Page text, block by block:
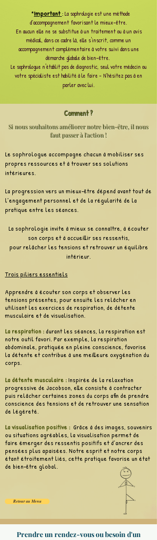
*Important:La sophrologie est une méthode
d’accompagnement favorisant le mieux-être.
En aucun elle ne se substitue à un traitement ou à un avis
médical, dans ce cadre là, elle s'inscrit, comme un
accompagnement complémentaire à votre suivi dans une
démarche globale de bien-être.
Le sophrologue n'établit pas de diagnostic, seul votre médecin ou
votre spécialiste est habilité à le faire - N’hésitez pas à en
parler avec lui.
Si nous souhaitons améliorer notre bien-être, il nous
faut passer à l'action !
Le sophrologue accompagne chacun à mobiliser ses
propres ressources et à trouver ses solutions
intérieures.
La progression vers un mieux-être dépend avant tout de
l’engagement personnel et de la régularité de la
pratique entre les séances.
La sophrologie invite à mieux se connaître, à écouter
son corps et à accueillir ses ressentis,
pour relâcher les tensions et retrouver un équilibre
intérieur.
Trois piliers essentiels
Apprendre à écouter son corps et observer les
tensions présentes, pour ensuite les relâcher en
utilisant les exercices de respiration, de détente
musculaire et de visualisation.
La respiration : durant les séances, la respiration est
notre outil favori. Par exemple, la respiration
abdominale, pratiquée en pleine conscience, favorise
la détente et contribue à une meilleure oxygénation du
corps.
La détente musculaire : Inspirée de la relaxation
progressive de Jacobson, elle consiste à contracter
puis relâcher certaines zones du corps afin de prendre
conscience des tensions et de retrouver une sensation
de légèreté.
La visualisation positive : Grâce à des images, souvenirs
ou situations agréables, la visualisation permet de
faire émerger des ressentis positifs et d’ancrer des
pensées plus apaisées. Notre esprit et notre corps
étant étroitement liés, cette pratique favorise un état
de bien-être global.
Comment ?
Retour au Menu
Prendre un rendez-vous ou besoin d'un